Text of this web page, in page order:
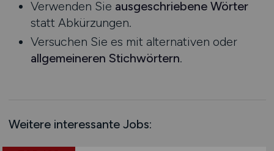
Landwirtschaft / Agrar
Logistik / Materialwirtschaft
Management / Leitung
Marketing / PR / Werbung
Medizin
Saarland
Sachsen
Sachsen-Anhalt
Schleswig-Holstein
Schweiz
Verwenden Sie ausgeschriebene Wörter
statt Abkürzungen.
Versuchen Sie es mit alternativen oder
allgemeineren Stichwörtern.
Weitere interessante Jobs: